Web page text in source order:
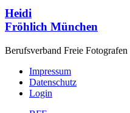
Heidi
Fröhlich München
Berufsverband Freie
Impressum
Datenschutz
Login